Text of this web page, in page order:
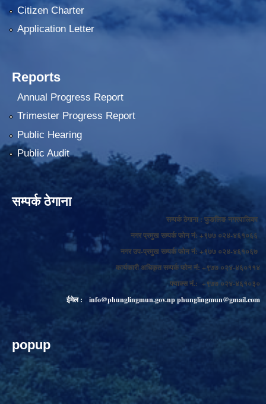
Citizen Charter
Application Letter
Reports
Annual Progress Report
Trimester Progress Report
Public Hearing
Public Audit
सम्पर्क ठेगाना
सम्पर्क ठेगाना : फुङलिङ नगरपालिका
नगर प्रमुख सम्पर्क फोन नं: +९७७ ०२४-४६१०६६
नगर उप-प्रमुख सम्पर्क फोन नं: +९७७ ०२४-४६१०६७
कार्यकारी अधिकृत सम्पर्क फोन नं: +९७७ ०२४-४६०११४
फ्याक्स नं.: +९७७ ०२४-४६१०३०
ईमेल :
info@phunglingmun.gov.npphunglingmun@gmail.com
popup